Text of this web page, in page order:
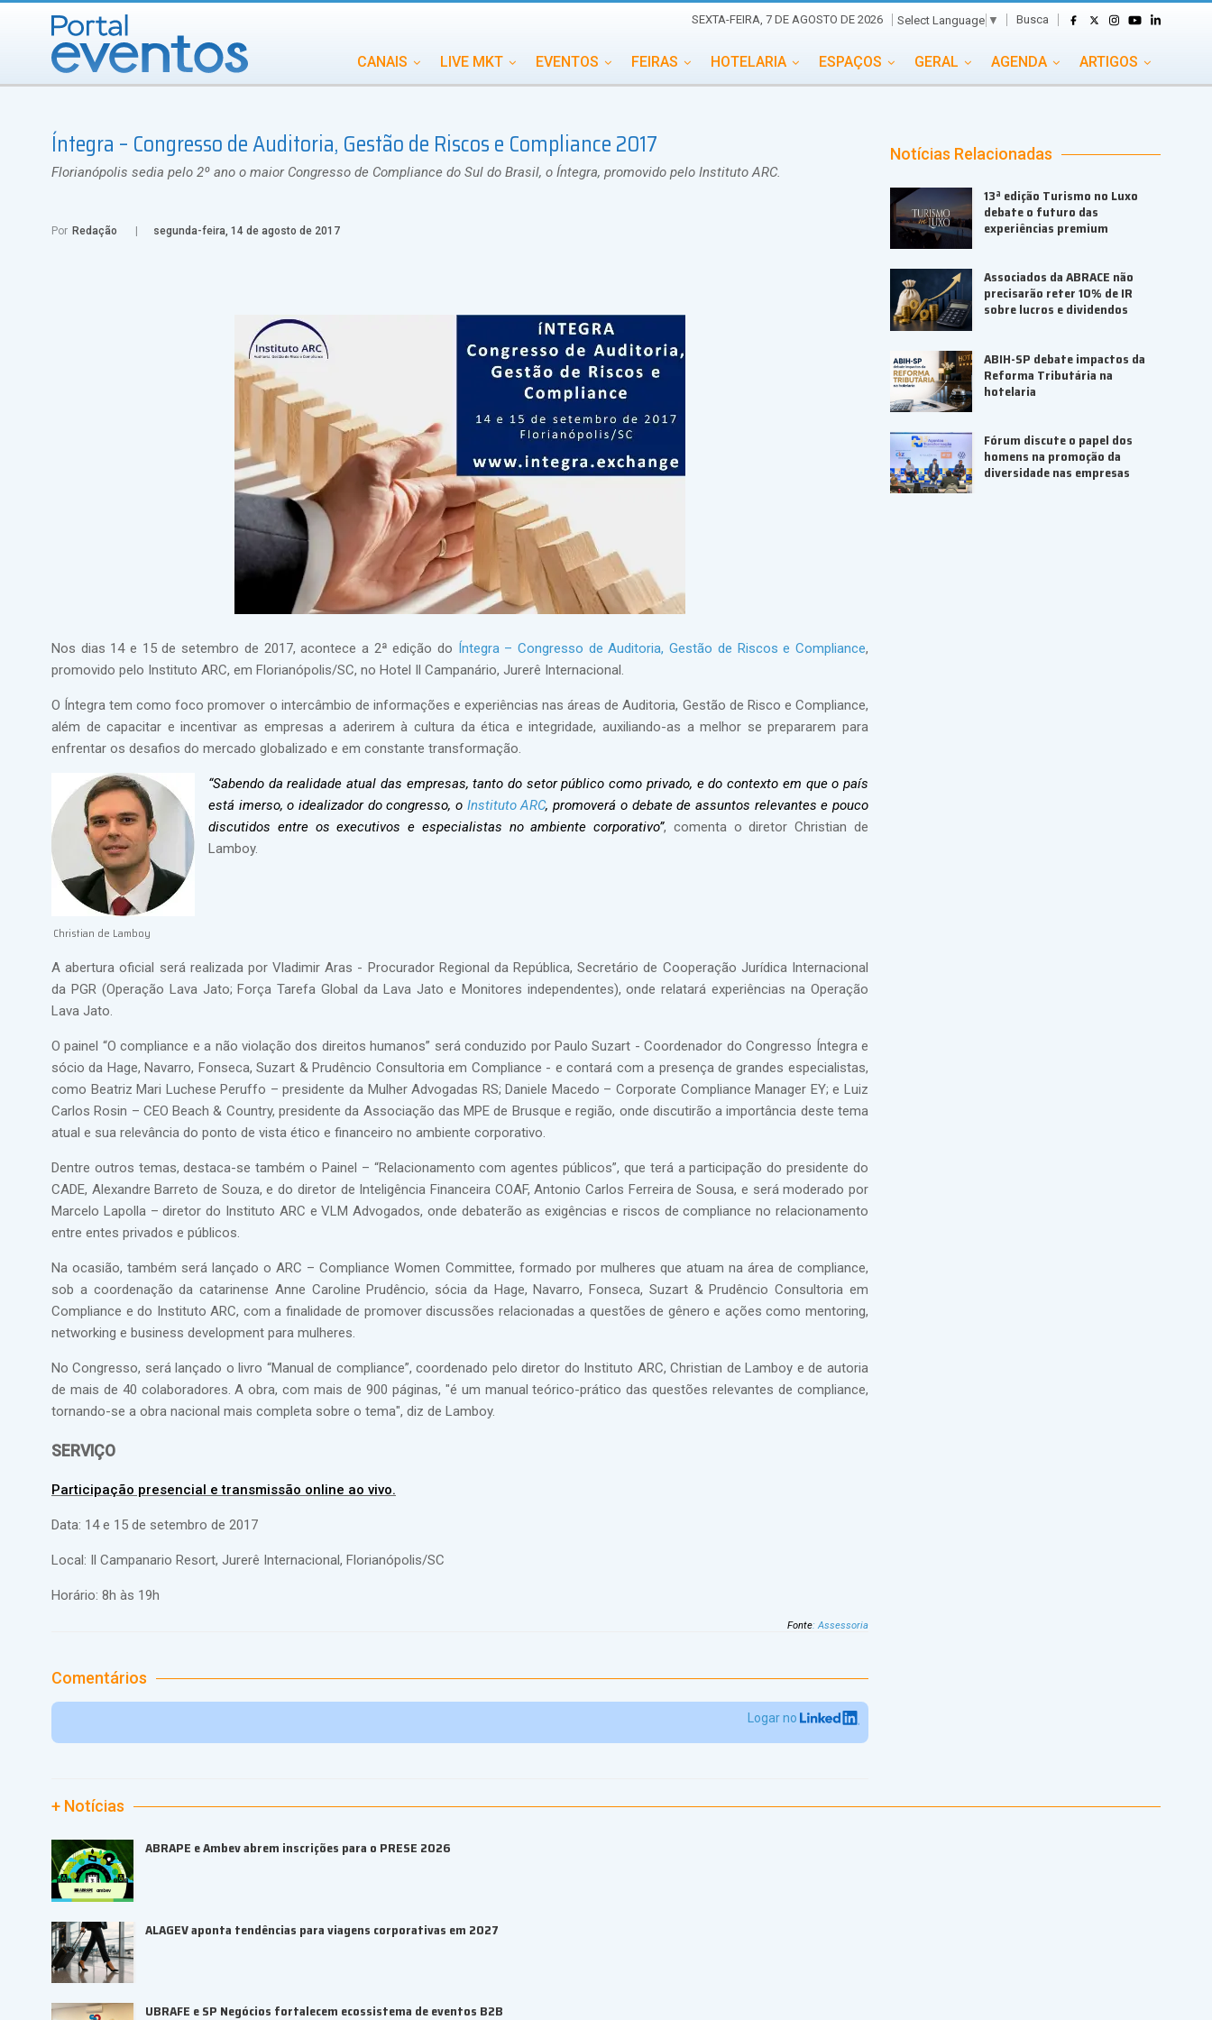
SEXTA-FEIRA, 7 DE AGOSTO DE 2026 Select Language ▼ Busca
CANAIS LIVE MKT EVENTOS FEIRAS HOTELARIA ESPAÇOS GERAL AGENDA ARTIGOS
INCENTIVOS INTERNACIONAL MEMORIAL DE EVENTOS PORTAL EVENTOS TV TRANSPORTES
TURISMO VAI E VEM
Íntegra – Congresso de Auditoria, Gestão de Riscos e Compliance 2017
Florianópolis sedia pelo 2º ano o maior Congresso de Compliance do Sul do Brasil, o Íntegra, promovido pelo Instituto ARC.
Por Redação segunda-feira, 14 de agosto de 2017
Nos dias 14 e 15 de setembro de 2017, acontece a 2ª edição do Íntegra – Congresso de Auditoria, Gestão de Riscos e Compliance,
promovido pelo Instituto ARC, em Florianópolis/SC, no Hotel Il Campanário, Jurerê Internacional.
O Íntegra tem como foco promover o intercâmbio de informações e experiências nas áreas de Auditoria, Gestão de Risco e Compliance,
além de capacitar e incentivar as empresas a aderirem à cultura da ética e integridade, auxiliando-as a melhor se prepararem para
enfrentar os desafios do mercado globalizado e em constante transformação.
Christian de Lamboy
“Sabendo da realidade atual das empresas, tanto do setor público como privado, e do contexto em que o país
está imerso, o idealizador do congresso, o Instituto ARC, promoverá o debate de assuntos relevantes e pouco
discutidos entre os executivos e especialistas no ambiente corporativo”, comenta o diretor Christian de
Lamboy.
A abertura oficial será realizada por Vladimir Aras - Procurador Regional da República, Secretário de Cooperação Jurídica Internacional
da PGR (Operação Lava Jato; Força Tarefa Global da Lava Jato e Monitores independentes), onde relatará experiências na Operação
Lava Jato.
O painel “O compliance e a não violação dos direitos humanos” será conduzido por Paulo Suzart - Coordenador do Congresso Íntegra e
sócio da Hage, Navarro, Fonseca, Suzart & Prudêncio Consultoria em Compliance - e contará com a presença de grandes especialistas,
como Beatriz Mari Luchese Peruffo – presidente da Mulher Advogadas RS; Daniele Macedo – Corporate Compliance Manager EY; e Luiz
Carlos Rosin – CEO Beach & Country, presidente da Associação das MPE de Brusque e região, onde discutirão a importância deste tema
atual e sua relevância do ponto de vista ético e financeiro no ambiente corporativo.
Dentre outros temas, destaca-se também o Painel – “Relacionamento com agentes públicos”, que terá a participação do presidente do
CADE, Alexandre Barreto de Souza, e do diretor de Inteligência Financeira COAF, Antonio Carlos Ferreira de Sousa, e será moderado por
Marcelo Lapolla – diretor do Instituto ARC e VLM Advogados, onde debaterão as exigências e riscos de compliance no relacionamento
entre entes privados e públicos.
Na ocasião, também será lançado o ARC – Compliance Women Committee, formado por mulheres que atuam na área de compliance,
sob a coordenação da catarinense Anne Caroline Prudêncio, sócia da Hage, Navarro, Fonseca, Suzart & Prudêncio Consultoria em
Compliance e do Instituto ARC, com a finalidade de promover discussões relacionadas a questões de gênero e ações como mentoring,
networking e business development para mulheres.
No Congresso, será lançado o livro “Manual de compliance”, coordenado pelo diretor do Instituto ARC, Christian de Lamboy e de autoria
de mais de 40 colaboradores. A obra, com mais de 900 páginas, "é um manual teórico-prático das questões relevantes de compliance,
tornando-se a obra nacional mais completa sobre o tema", diz de Lamboy.
SERVIÇO
Participação presencial e transmissão online ao vivo.
Data: 14 e 15 de setembro de 2017
Local: Il Campanario Resort, Jurerê Internacional, Florianópolis/SC
Horário: 8h às 19h
Fonte:Assessoria
Comentários
Logar no
Notícias Relacionadas
13ª edição Turismo no Luxo
debate o futuro das
experiências premium
Associados da ABRACE não
precisarão reter 10% de IR
sobre lucros e dividendos
ABIH-SP debate impactos da
Reforma Tributária na
hotelaria
Fórum discute o papel dos
homens na promoção da
diversidade nas empresas
+ Notícias
ABRAPE e Ambev abrem inscrições para o PRESE 2026
ALAGEV aponta tendências para viagens corporativas em 2027
UBRAFE e SP Negócios fortalecem ecossistema de eventos B2B